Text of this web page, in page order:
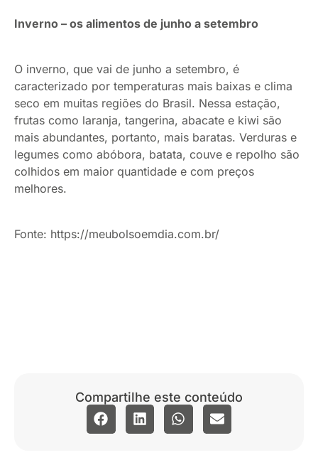
Inverno – os alimentos de junho a setembro
O inverno, que vai de junho a setembro, é
caracterizado por temperaturas mais baixas e clima
seco em muitas regiões do Brasil. Nessa estação,
frutas como laranja, tangerina, abacate e kiwi são
mais abundantes, portanto, mais baratas. Verduras e
legumes como abóbora, batata, couve e repolho são
colhidos em maior quantidade e com preços
melhores.
Fonte: https://meubolsoemdia.com.br/
Compartilhe este conteúdo